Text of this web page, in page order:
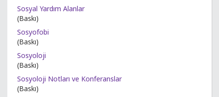
Sosyal Yardım Alanlar
(Baskı)
Sosyofobi
(Baskı)
Sosyoloji
(Baskı)
Sosyoloji Notları ve Konferanslar
(Baskı)